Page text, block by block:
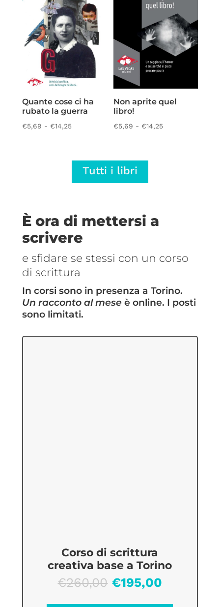
a
€14,25
a
€14,25
Quante cose ci ha
rubato la guerra
€5,69 - €14,25Fascia
€5,69
Non aprite quel
libro!
€5,69 - €14,25Fascia
Tutti i libri
È ora di mettersi a
scrivere
e sfidare se stessi con un corso
di scrittura
In corsi sono in presenza a Torino.
Un racconto al meseè online. I posti
sono limitati.
Corso di scrittura
creativa base a Torino
€260,00 Il
€195,00